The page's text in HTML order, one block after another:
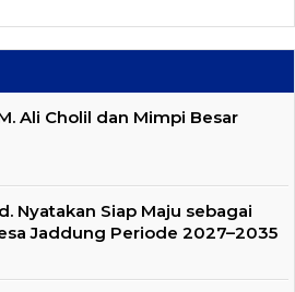
Ali Cholil dan Mimpi Besar
Nyatakan Siap Maju sebagai
Jaddung Periode 2027–2035